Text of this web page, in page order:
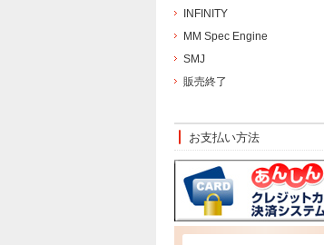
INFINITY
MM Spec Engine
SMJ
販売終了
お支払い方法